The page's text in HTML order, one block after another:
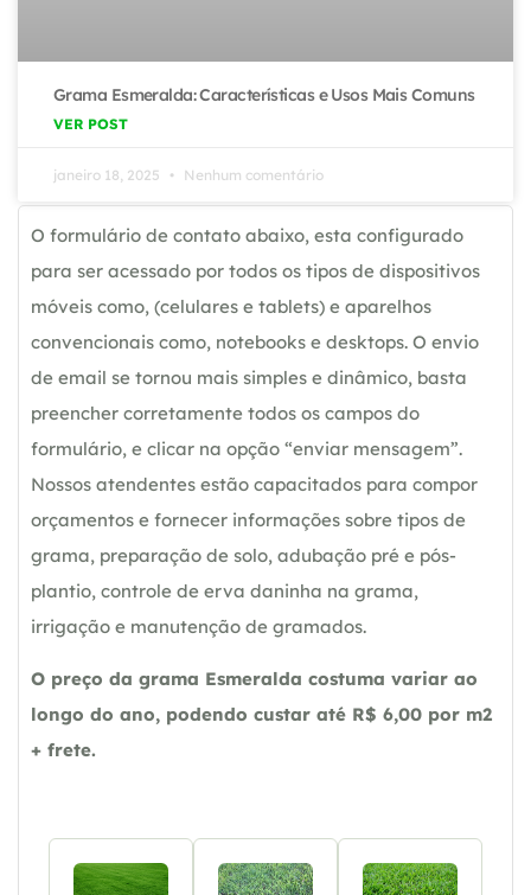
Grama Esmeralda: Características e Usos Mais Comuns
VER POST
janeiro 18, 2025 Nenhum comentário
O formulário de contato abaixo, esta configurado
para ser acessado por todos os tipos de dispositivos
móveis como, (celulares e tablets) e aparelhos
convencionais como, notebooks e desktops. O envio
de email se tornou mais simples e dinâmico, basta
preencher corretamente todos os campos do
formulário, e clicar na opção “enviar mensagem”.
Nossos atendentes estão capacitados para compor
orçamentos e fornecer informações sobre tipos de
grama, preparação de solo, adubação pré e pós-
plantio, controle de erva daninha na grama,
irrigação e manutenção de gramados.
O preço da grama Esmeralda costuma variar ao
longo do ano, podendo custar até R$ 6,00 por m2
+ frete.